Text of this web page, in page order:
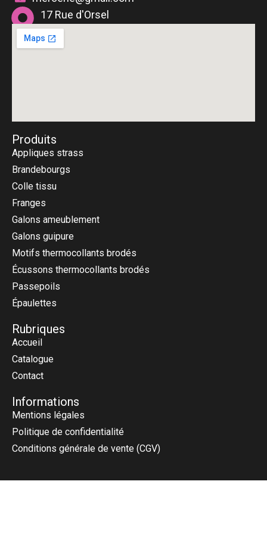
17 Rue d'Orsel
75018 Paris
Produits
Appliques strass
Brandebourgs
Colle tissu
Franges
Galons ameublement
Galons guipure
Motifs thermocollants brodés
Écussons thermocollants brodés
Passepoils
Épaulettes
Rubriques
Accueil
Catalogue
Contact
Informations
Mentions légales
Politique de confidentialité
Conditions générale de vente (CGV)